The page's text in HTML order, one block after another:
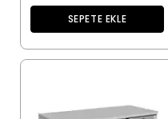
SEPETE EKLE